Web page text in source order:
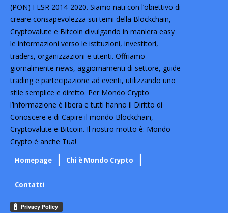
(PON) FESR 2014-2020. Siamo nati con l’obiettivo di
creare consapevolezza sui temi della Blockchain,
Cryptovalute e Bitcoin divulgando in maniera easy
le informazioni verso le istituzioni, investitori,
traders, organizzazioni e utenti. Offriamo
giornalmente news, aggiornamenti di settore, guide
trading e partecipazione ad eventi, utilizzando uno
stile semplice e diretto. Per Mondo Crypto
l’informazione è libera e tutti hanno il Diritto di
Conoscere e di Capire il mondo Blockchain,
Cryptovalute e Bitcoin. Il nostro motto è: Mondo
Crypto è anche Tua!
Homepage Chi è Mondo Crypto
Contatti